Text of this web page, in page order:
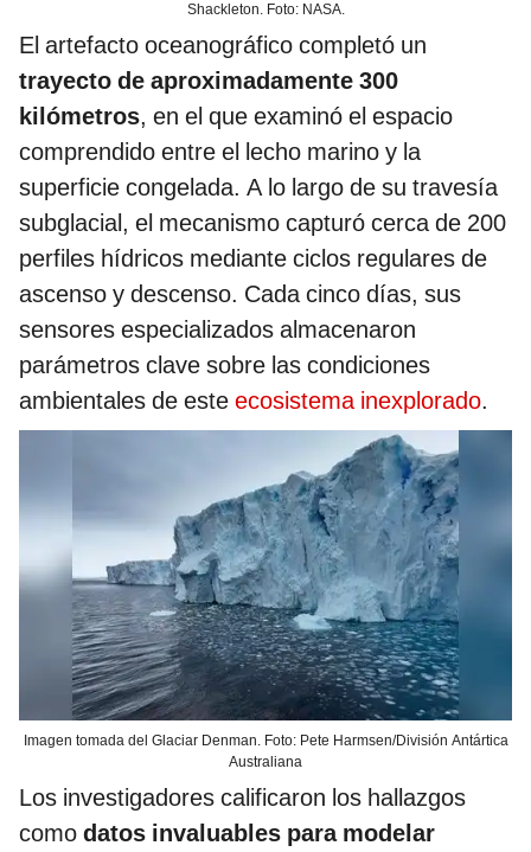
Shackleton. Foto: NASA.
El artefacto oceanográfico completó un
trayecto de aproximadamente 300
kilómetros, en el que examinó el espacio
comprendido entre el lecho marino y la
superficie congelada. A lo largo de su travesía
subglacial, el mecanismo capturó cerca de 200
perfiles hídricos mediante ciclos regulares de
ascenso y descenso. Cada cinco días, sus
sensores especializados almacenaron
parámetros clave sobre las condiciones
ambientales de este ecosistema inexplorado.
Imagen tomada del Glaciar Denman. Foto: Pete Harmsen/División Antártica
Australiana
Los investigadores calificaron los hallazgos
como datos invaluables para modelar